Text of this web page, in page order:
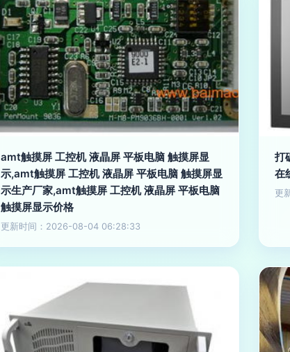
amt触摸屏 工控机 液晶屏 平板电脑 触摸屏显
示,amt触摸屏 工控机 液晶屏 平板电脑 触摸屏显
示生产厂家,amt触摸屏 工控机 液晶屏 平板电脑
触摸屏显示价格
更新时间：2026-08-04 06:28:33
打
在
更